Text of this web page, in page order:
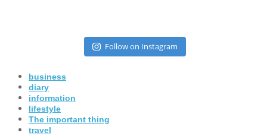
Follow on Instagram
business
diary
information
lifestyle
The important thing
travel